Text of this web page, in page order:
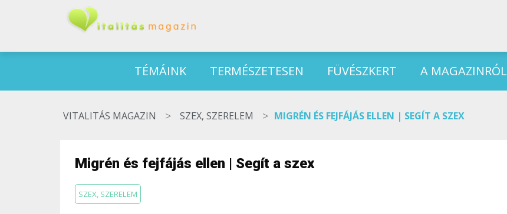
TÉMÁINK TERMÉSZETESEN FÜVÉSZKERT A MAGAZINRÓL
VITALITÁS MAGAZIN > SZEX, SZERELEM > MIGRÉN ÉS FEJFÁJÁS ELLEN | SEGÍT A SZEX
Migrén és fejfájás ellen | Segít a szex
SZEX, SZERELEM